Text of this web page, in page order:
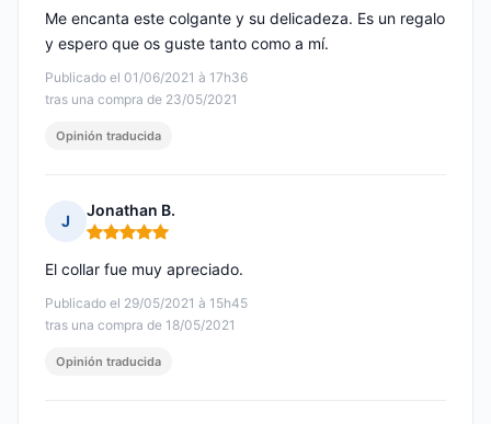
Publicado el 01/06/2021 à 17h36
tras una compra de 23/05/2021
Me encanta este colgante y su delicadeza. Es un regalo
y espero que os guste tanto como a mí.
Opinión traducida
J
Jonathan B.
Nota: 5 de 5
Publicado el 29/05/2021 à 15h45
tras una compra de 18/05/2021
El collar fue muy apreciado.
Opinión traducida